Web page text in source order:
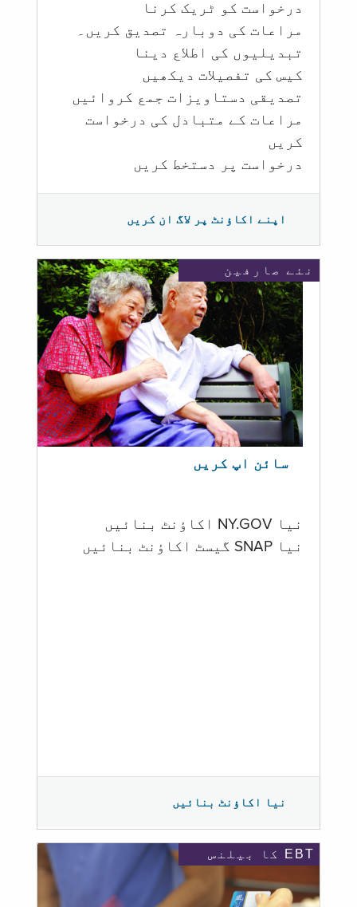
درخواست کو ٹریک کرنا
مراعات کی دوبارہ تصدیق کریں۔
تبدیلیوں کی اطلاع دینا
کیس کی تفصیلات دیکھیں
تصدیقی دستاویزات جمع کروائیں
مراعات کے متبادل کی درخواست
کریں
درخواست پر دستخط کریں
اپنے اکاؤنٹ پر لاگ ان کریں
نئے صارفین
سائن اپ کریں
نیا NY.GOV اکاؤنٹ بنائیں
نیا SNAP گیسٹ اکاؤنٹ بنائیں
نیا اکاؤنٹ بنائیں
EBT کا بیلنس